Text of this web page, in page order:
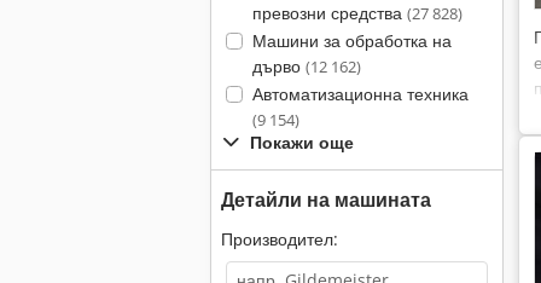
превозни средства (27 828)
Машини за обработка на
дърво (12 162)
Автоматизационна техника
(9 154)
Покажи още
Детайли на машината
Производител: